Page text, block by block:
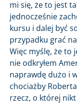
mi się, że to jest
jednocześnie
kursu i dalej być
przypadku grać
Więc myślę, że to
nie odkryłem
naprawdę dużo i
chociażby
rzecz, o której